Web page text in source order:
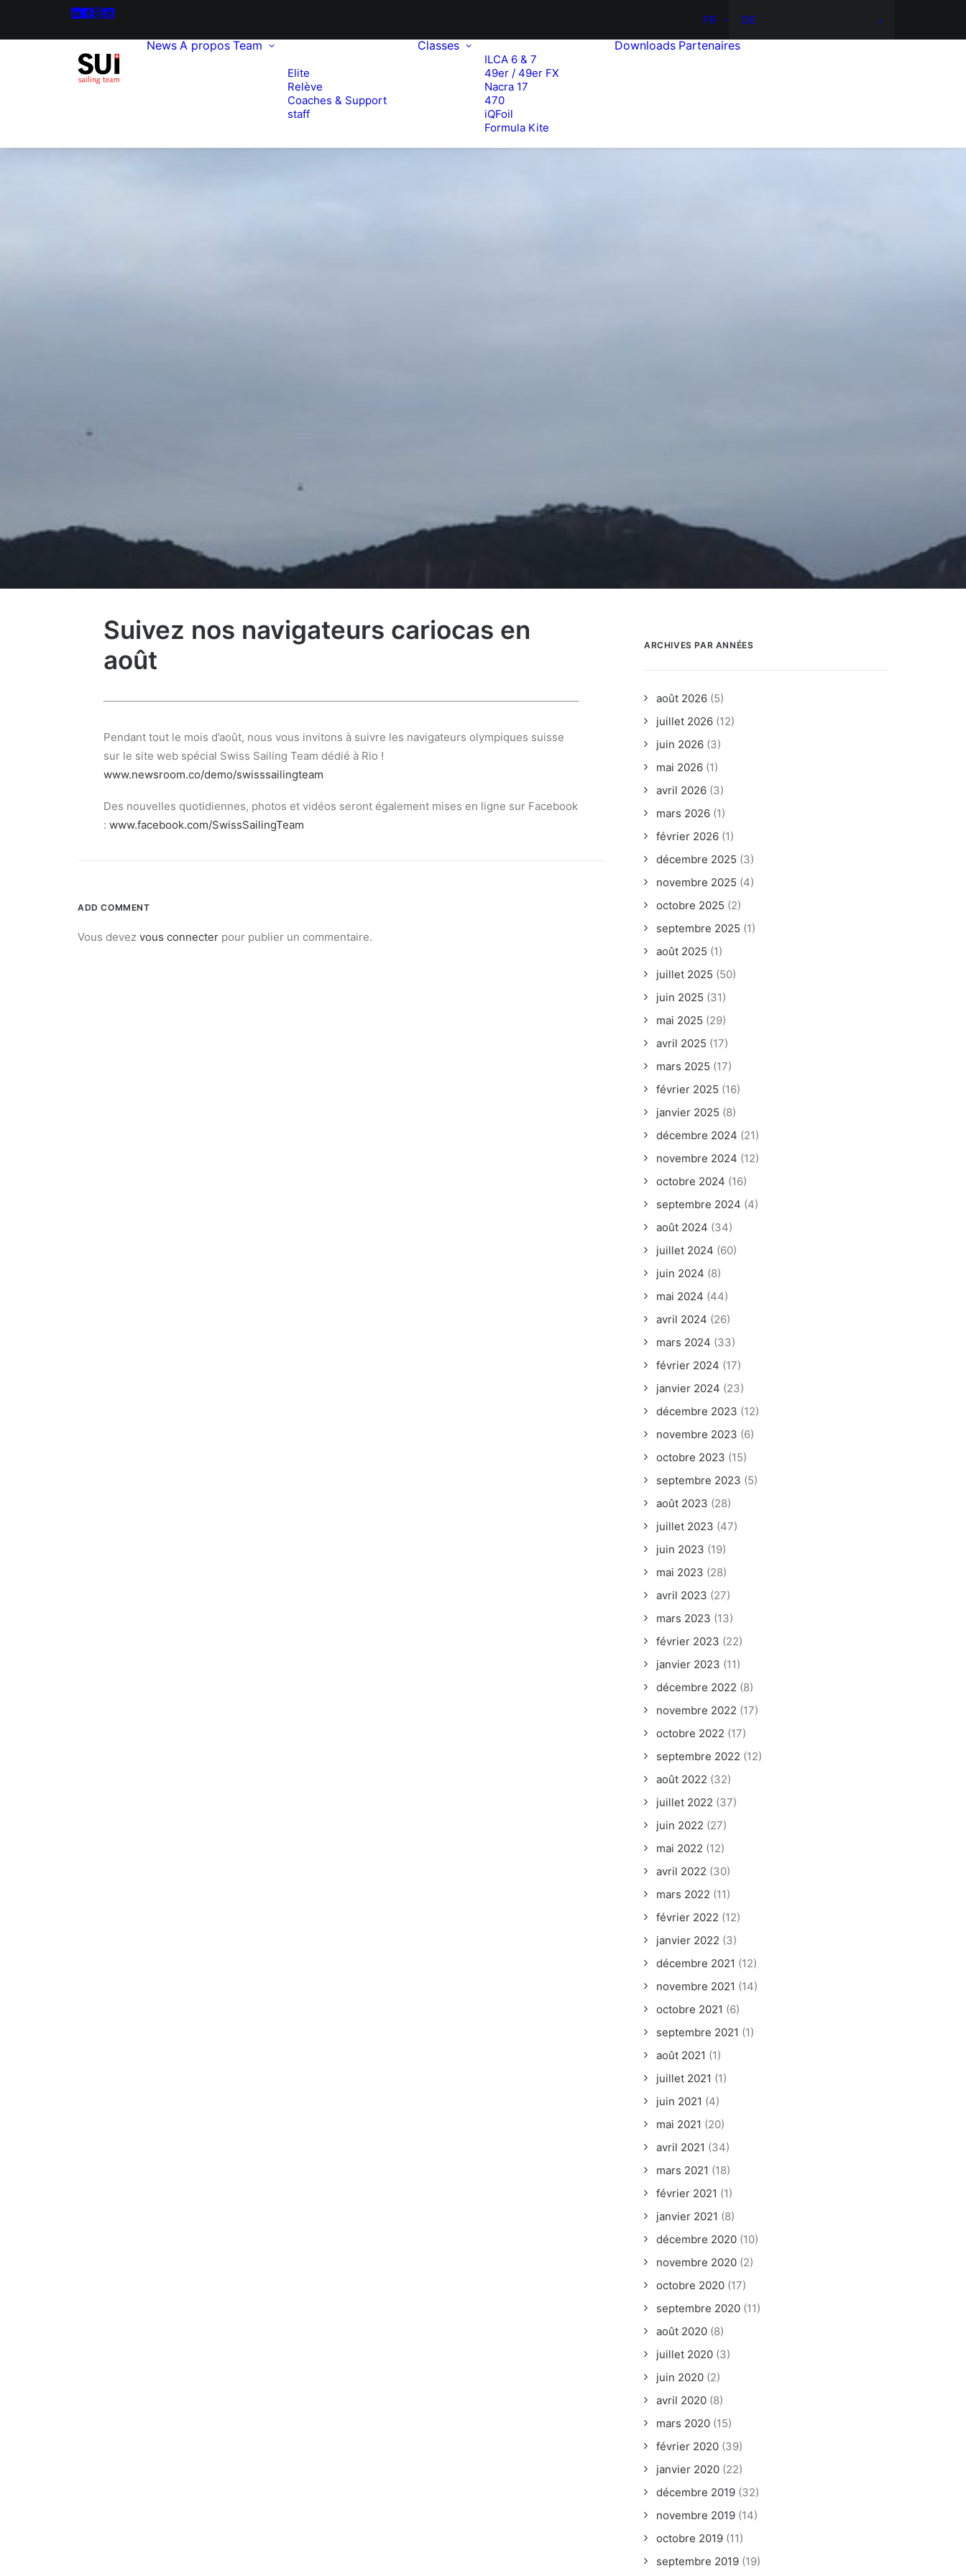
FR DE
News A propos Team
Elite
Relève
Coaches & Support
staff
Classes
ILCA 6 & 7
49er / 49er FX
Nacra 17
470
iQFoil
Formula Kite
Downloads Partenaires
Suivez nos navigateurs cariocas en
août
Pendant tout le mois d’août, nous vous invitons à suivre les navigateurs olympiques suisse
sur le site web spécial Swiss Sailing Team dédié à Rio !
www.newsroom.co/demo/swisssailingteam
Des nouvelles quotidiennes, photos et vidéos seront également mises en ligne sur Facebook
: www.facebook.com/SwissSailingTeam
ADD COMMENT
Vous devez vous connecter pour publier un commentaire.
ARCHIVES PAR ANNÉES
août 2026 (5)
juillet 2026 (12)
juin 2026 (3)
mai 2026 (1)
avril 2026 (3)
mars 2026 (1)
février 2026 (1)
décembre 2025 (3)
novembre 2025 (4)
octobre 2025 (2)
septembre 2025 (1)
août 2025 (1)
juillet 2025 (50)
juin 2025 (31)
mai 2025 (29)
avril 2025 (17)
mars 2025 (17)
février 2025 (16)
janvier 2025 (8)
décembre 2024 (21)
novembre 2024 (12)
octobre 2024 (16)
septembre 2024 (4)
août 2024 (34)
juillet 2024 (60)
juin 2024 (8)
mai 2024 (44)
avril 2024 (26)
mars 2024 (33)
février 2024 (17)
janvier 2024 (23)
décembre 2023 (12)
novembre 2023 (6)
octobre 2023 (15)
septembre 2023 (5)
août 2023 (28)
juillet 2023 (47)
juin 2023 (19)
mai 2023 (28)
avril 2023 (27)
mars 2023 (13)
février 2023 (22)
janvier 2023 (11)
décembre 2022 (8)
novembre 2022 (17)
octobre 2022 (17)
septembre 2022 (12)
août 2022 (32)
juillet 2022 (37)
juin 2022 (27)
mai 2022 (12)
avril 2022 (30)
mars 2022 (11)
février 2022 (12)
janvier 2022 (3)
décembre 2021 (12)
novembre 2021 (14)
octobre 2021 (6)
septembre 2021 (1)
août 2021 (1)
juillet 2021 (1)
juin 2021 (4)
mai 2021 (20)
avril 2021 (34)
mars 2021 (18)
février 2021 (1)
janvier 2021 (8)
décembre 2020 (10)
novembre 2020 (2)
octobre 2020 (17)
septembre 2020 (11)
août 2020 (8)
juillet 2020 (3)
juin 2020 (2)
avril 2020 (8)
mars 2020 (15)
février 2020 (39)
janvier 2020 (22)
décembre 2019 (32)
novembre 2019 (14)
octobre 2019 (11)
septembre 2019 (19)